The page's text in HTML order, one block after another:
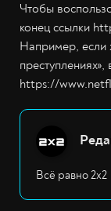
Чтобы
конец ссылки
Например, если
https://
Всё равно 2х2